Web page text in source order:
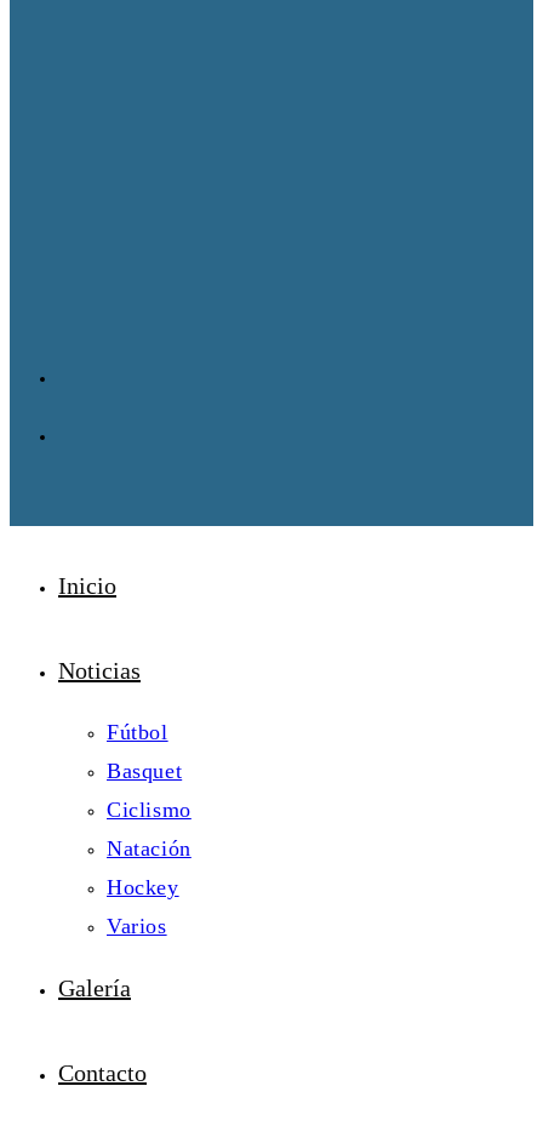
Inicio
Noticias
Fútbol
Basquet
Ciclismo
Natación
Hockey
Varios
Galería
Contacto